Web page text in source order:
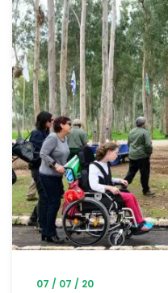
07 / 07 / 20